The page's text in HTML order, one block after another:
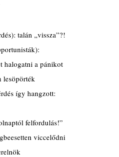
talán „vissza”?!
halogatni a pánikot
lesöpörték
így hangzott:
felfordulás!”
viccelődni